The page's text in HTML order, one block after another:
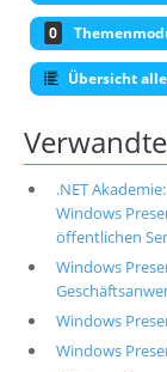
0
Übersicht
.NET
Windows
öffentlichen
Windows
Windows
Windows